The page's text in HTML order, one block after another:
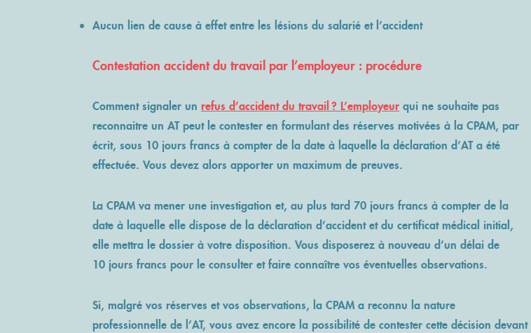
Aucun lien de cause à effet entre les lésions du salarié et l’accident
Contestation accident du travail par l’employeur : procédure
Comment signaler un refus d’accident du travail ? L’employeur qui ne souhaite pas
reconnaitre un AT peut le contester en formulant des réserves motivées à la CPAM, par
écrit, sous 10 jours francs à compter de la date à laquelle la déclaration d’AT a été
effectuée. Vous devez alors apporter un maximum de preuves.
La CPAM va mener une investigation et, au plus tard 70 jours francs à compter de la
date à laquelle elle dispose de la déclaration d’accident et du certificat médical initial,
elle mettra le dossier à votre disposition. Vous disposerez à nouveau d’un délai de
10 jours francs pour le consulter et faire connaître vos éventuelles observations.
Si, malgré vos réserves et vos observations, la CPAM a reconnu la nature
professionnelle de l’AT, vous avez encore la possibilité de contester cette décision devant